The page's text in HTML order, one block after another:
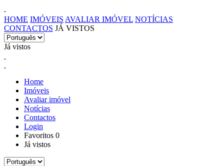
HOME IMÓVEIS AVALIAR IMÓVEL NOTÍCIAS
CONTACTOS JÁ VISTOS
Já vistos
Home
Imóveis
Avaliar imóvel
Notícias
Contactos
Login
Favoritos 0
Já vistos